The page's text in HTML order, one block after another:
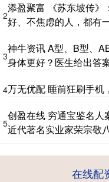
2
添盈聚富 《苏东坡传》
好、不焦虑的人，都有
3
神牛资讯 A型、B型、
身体更好？医生给出答
4万无优配 睡前狂刷手机
5
创盈在线 穷通宝鉴名人
近代著名实业家荣宗敬
在线配